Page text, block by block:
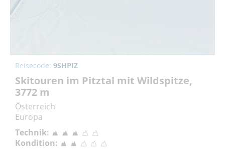
Reisecode: 9SHPIZ
Skitouren im Pitztal mit Wildspitze,
3772 m
Österreich
Europa
Technik:
Kondition: